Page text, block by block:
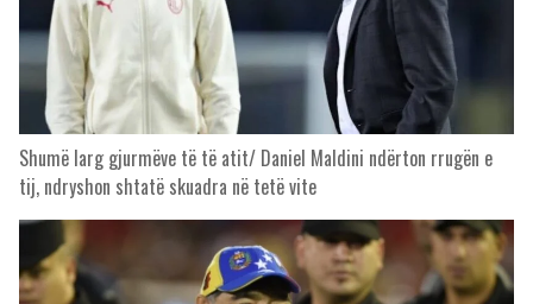
Shumë larg gjurmëve të të atit/ Daniel Maldini ndërton rrugën e
tij, ndryshon shtatë skuadra në tetë vite